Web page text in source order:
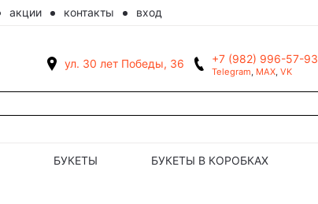
акции контакты вход
ул. 30 лет Победы, 36 +7 (982) 996-57-93
Telegram, MAX, VK
БУКЕТЫ БУКЕТЫ В КОРОБКАХ